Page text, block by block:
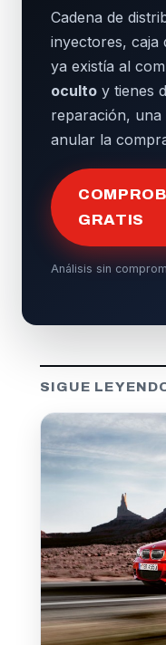
Cadena de
inyectores, caja
ya existía al
oculto y tienes
reparación,
anular la
GRATIS
Análisis sin
SIGUE